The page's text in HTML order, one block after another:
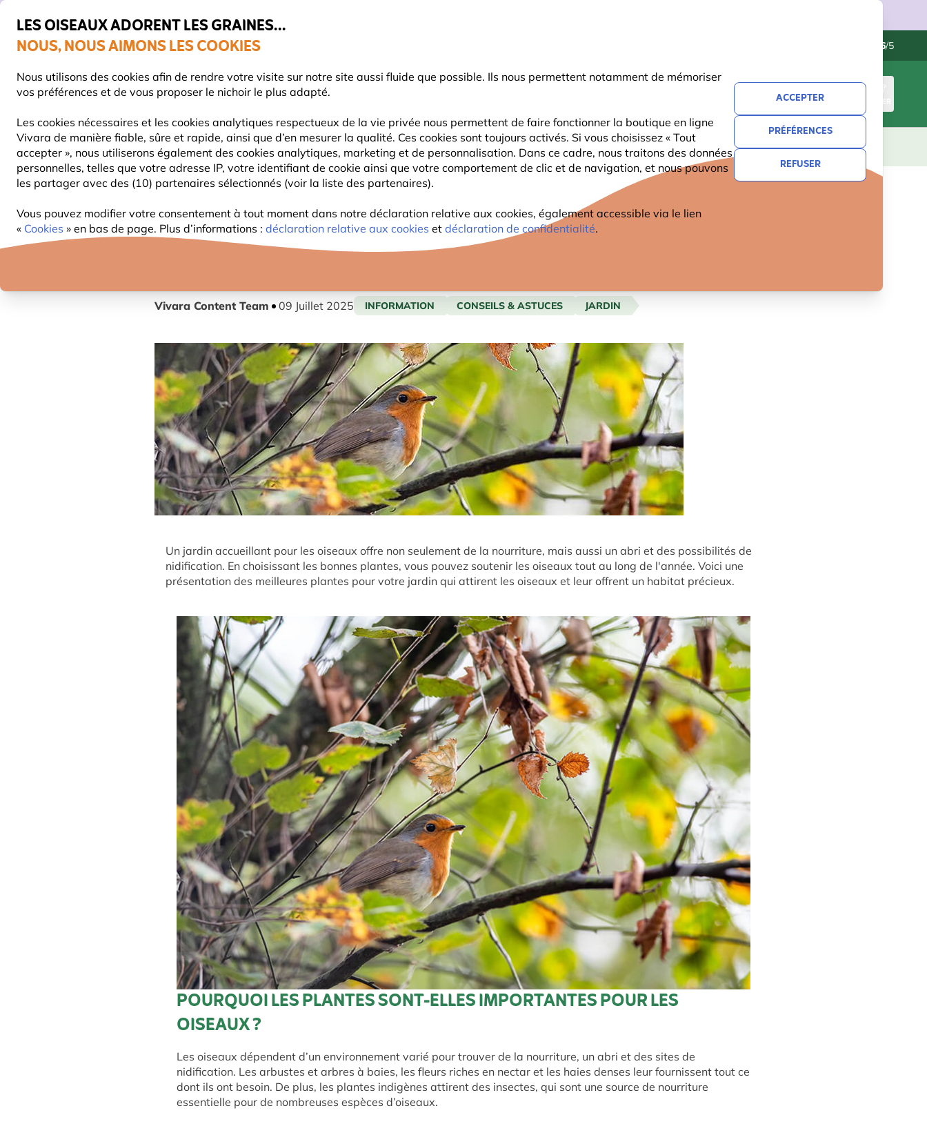
LES OISEAUX ADORENT LES GRAINES...
NOUS, NOUS AIMONS LES COOKIES
Nous utilisons des cookies afin de rendre votre visite sur notre site aussi fluide que possible. Ils nous permettent notamment de mémoriser
vos préférences et de vous proposer le nichoir le plus adapté.
Les cookies nécessaires et les cookies analytiques respectueux de la vie privée nous permettent de faire fonctionner la boutique en ligne
Vivara de manière fiable, sûre et rapide, ainsi que d’en mesurer la qualité. Ces cookies sont toujours activés. Si vous choisissez « Tout
accepter », nous utiliserons également des cookies analytiques, marketing et de personnalisation. Dans ce cadre, nous traitons des données
personnelles, telles que votre adresse IP, votre identifiant de cookie ainsi que votre comportement de clic et de navigation, et nous pouvons
les partager avec des (10) partenaires sélectionnés (voir la liste des partenaires).
Vous pouvez modifier votre consentement à tout moment dans notre déclaration relative aux cookies, également accessible via le lien
« Cookies » en bas de page. Plus d’informations : déclaration relative aux cookies et déclaration de confidentialité.
ACCEPTER
PRÉFÉRENCES
REFUSER
Très bien noté dans 11 pays
Livraison express gratuite dès 59 € 4.6/5
Chercher
CONNEXION
NOURRITURE MANGEOIRES NICHOIRS FAUNE PLANTES OBSERVATION ENFANTS CADEAUX NOUVEAUTÉS OFFRES
Blog Information Les meilleures plantes de jardin pour les oiseaux : une diversité naturelle pour les visiteurs à plumes
LES MEILLEURES PLANTES DE JARDIN POUR LES OISEAUX : UNE
Vivara Content Team 09 Juillet 2025 INFORMATION CONSEILS & ASTUCES JARDIN
Un jardin accueillant pour les oiseaux offre non seulement de la nourriture, mais aussi un abri et des possibilités de
nidification. En choisissant les bonnes plantes, vous pouvez soutenir les oiseaux tout au long de l'année. Voici une
présentation des meilleures plantes pour votre jardin qui attirent les oiseaux et leur offrent un habitat précieux.
POURQUOI LES PLANTES SONT-ELLES IMPORTANTES POUR LES
OISEAUX ?
Les oiseaux dépendent d’un environnement varié pour trouver de la nourriture, un abri et des sites de
nidification. Les arbustes et arbres à baies, les fleurs riches en nectar et les haies denses leur fournissent tout ce
dont ils ont besoin. De plus, les plantes indigènes attirent des insectes, qui sont une source de nourriture
essentielle pour de nombreuses espèces d’oiseaux.